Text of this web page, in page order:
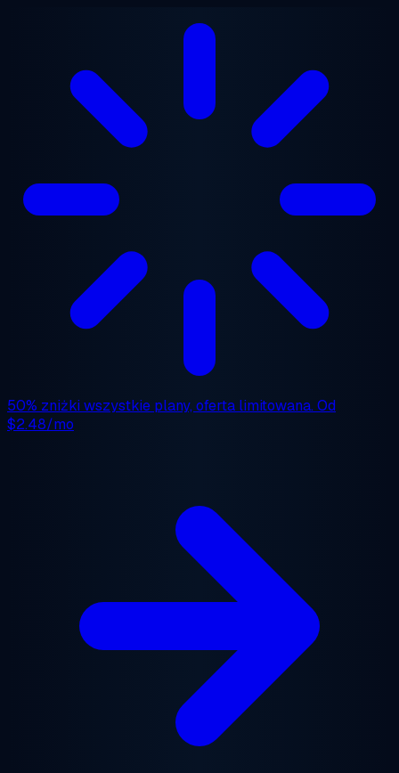
50% zniżki wszystkie plany, oferta limitowana. Od
$2.48/mo